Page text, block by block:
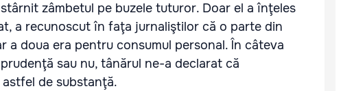
zâmbetul pe buzele tuturor. Doar el a înţeles
a recunoscut în faţa jurnaliştilor că o parte din
a doua era pentru consumul personal. În câteva
sau nu, tânărul ne-a declarat că
de substanţă.